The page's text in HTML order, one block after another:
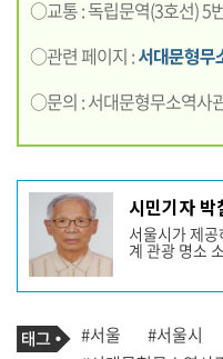
○교통 : 독립문역(3호선) 5
○관련 페이지 :서대문형무
○문의 : 서대문형무소역사
기
사
성
자
프
필
시민기자 박
서울시가 제
계 관광 명소
기
사
태
그
#서울 #서울시